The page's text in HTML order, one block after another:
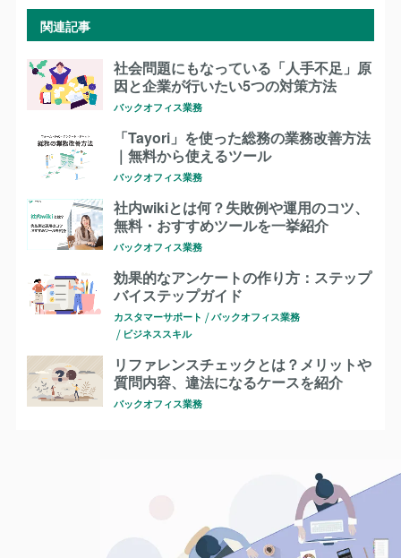
関連記事
社会問題にもなっている「人手不足」原
因と企業が行いたい5つの対策方法
バックオフィス業務
「Tayori」を使った総務の業務改善方法
｜無料から使えるツール
バックオフィス業務
社内wikiとは何？失敗例や運用のコツ、
無料・おすすめツールを一挙紹介
バックオフィス業務
効果的なアンケートの作り方：ステップ
バイステップガイド
カスタマーサポート
バックオフィス業務
ビジネススキル
リファレンスチェックとは？メリットや
質問内容、違法になるケースを紹介
バックオフィス業務